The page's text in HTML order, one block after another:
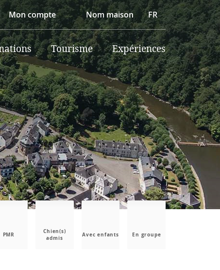
Mon compte Nom maison FR
Tourisme Expériences
PMR
Chien(s)
admis
Avec enfants En groupe